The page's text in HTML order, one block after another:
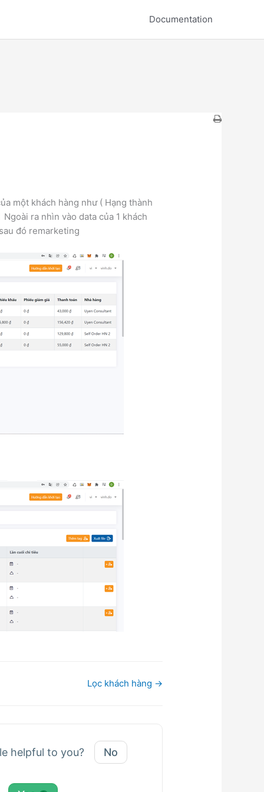
Documentation
một khách hàng như ( Hạng thành
ra nhìn vào data của 1 khách
đó remarketing
Lọc khách hàng →
helpful to you? No